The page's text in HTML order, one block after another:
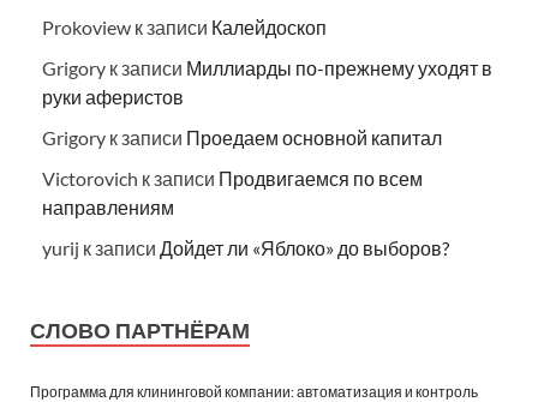
Prokoview к записи Калейдоскоп
Grigory к записи Миллиарды по-прежнему уходят в
руки аферистов
Grigory к записи Проедаем основной капитал
Victorovich к записи Продвигаемся по всем
направлениям
yurij к записи Дойдет ли «Яблоко» до выборов?
СЛОВО ПАРТНЁРАМ
Программа для клининговой компании: автоматизация и контроль